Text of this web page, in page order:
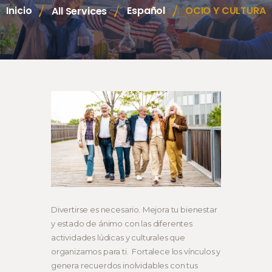
Inicio All Services Español OCIO Y CULTURA
COSTA DORADA
UNIVERSO NEXUM
CONTACTA
Divertirse es necesario. Mejora tu bienestar
y estado de ánimo con las diferentes
actividades lúdicas y culturales que
organizamos para ti. Fortalece los vínculos y
genera recuerdos inolvidables con tus